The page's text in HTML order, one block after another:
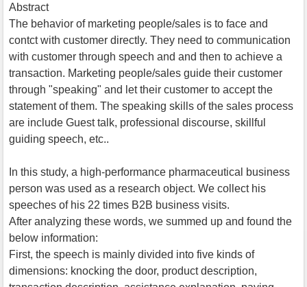
Abstract
The behavior of marketing people/sales is to face and
contct with customer directly. They need to communication
with customer through speech and and then to achieve a
transaction. Marketing people/sales guide their customer
through "speaking" and let their customer to accept the
statement of them. The speaking skills of the sales process
are include Guest talk, professional discourse, skillful
guiding speech, etc..
In this study, a high-performance pharmaceutical business
person was used as a research object. We collect his
speeches of his 22 times B2B business visits.
After analyzing these words, we summed up and found the
below information:
First, the speech is mainly divided into five kinds of
dimensions: knocking the door, product description,